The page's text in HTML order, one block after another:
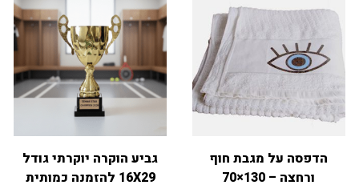
הדפסה על מגבת חוף
ורחצה – 130×70
גביע הוקרה יוקרתי גודל
16X29 להזמנה כמותית